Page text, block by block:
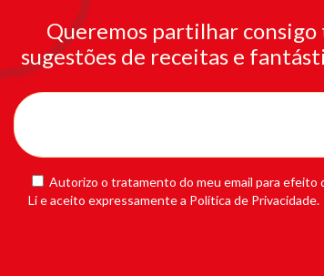
Queremos partilhar consigo
sugestões de receitas e
Autorizo o tratamento do meu email para
Li e aceito expressamente a Política de Privacidade.